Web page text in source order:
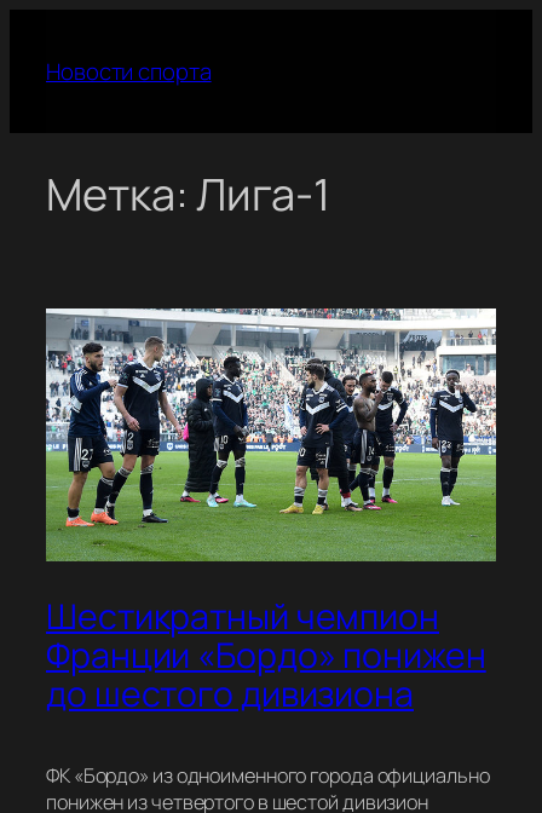
содержимому
Новости спорта
Метка:Лига-1
Шестикратный чемпион
Франции «Бордо» понижен
до шестого дивизиона
ФК «Бордо» из одноименного города официально
понижен из четвертого в шестой дивизион